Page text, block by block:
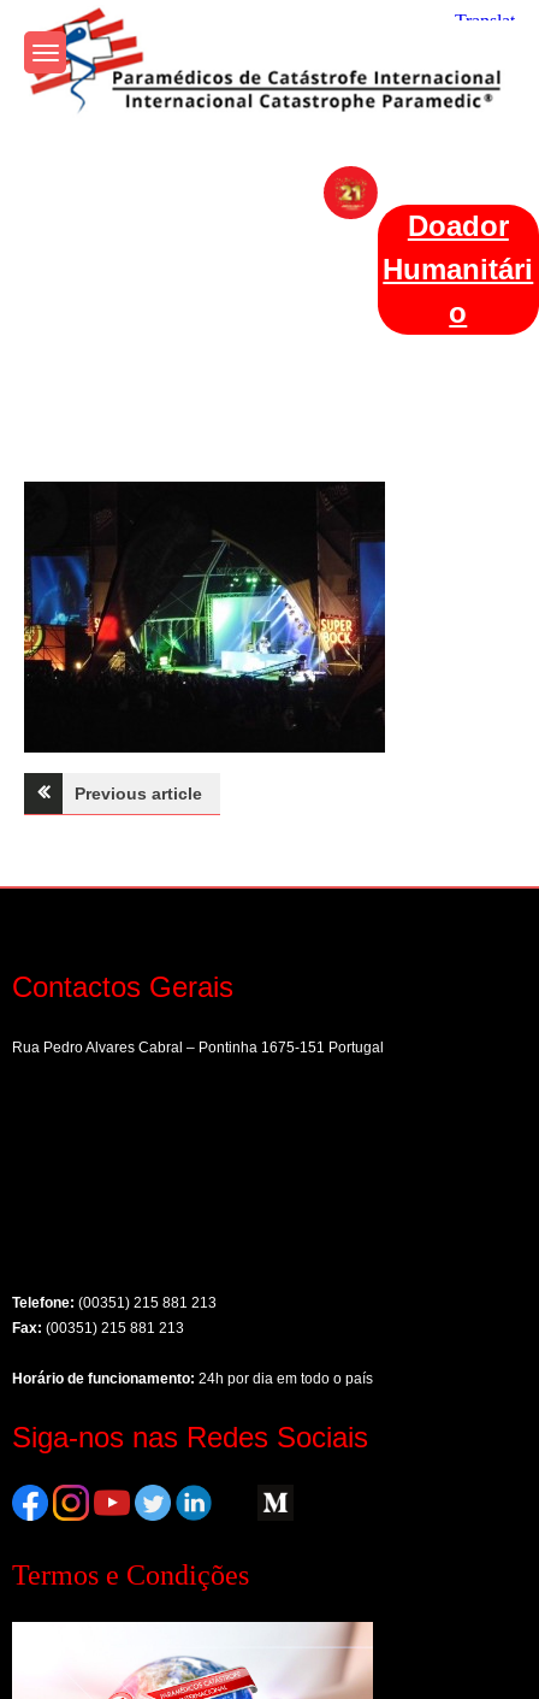
content
Internacional
Doador
Humanitári
o
Navegação
artigos
Previous article
Contactos Gerais
Rua Pedro Alvares Cabral – Pontinha 1675-151 Portugal
Telefone: (00351) 215 881 213
Fax: (00351) 215 881 213
Horário de funcionamento: 24h por dia em todo o país
Siga-nos nas Redes Sociais
Termos e Condições